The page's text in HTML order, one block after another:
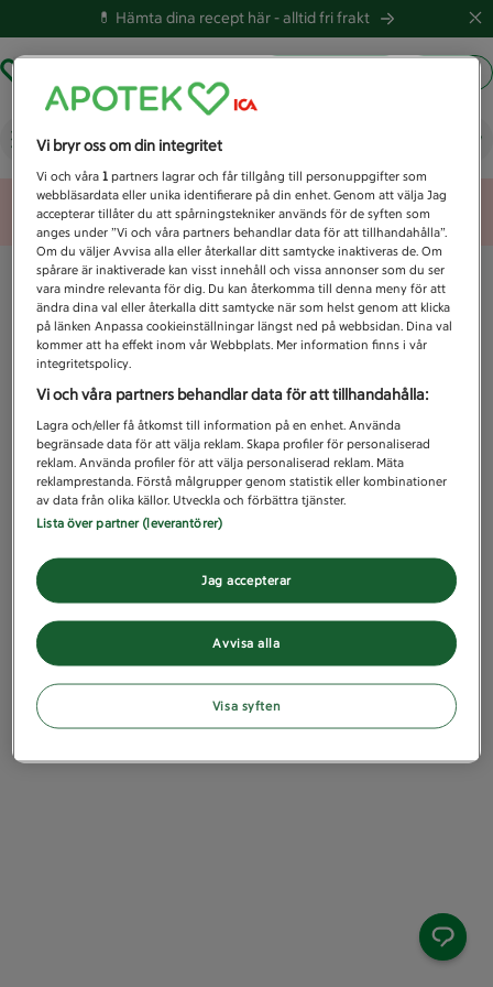
💊 Hämta dina recept här -alltid fri frakt
Vad letar du efter idag?
Unknown error
Vi bryr oss om din integritet
Vi och våra1 partners lagrar och får tillgång till personuppgifter som
webbläsardata eller unika identifierare på din enhet. Genom att välja Jag
accepterar tillåter du att spårningstekniker används för de syften som
anges under ”Vi och våra partners behandlar data för att tillhandahålla”.
Om du väljer Avvisa alla eller återkallar ditt samtycke inaktiveras de. Om
spårare är inaktiverade kan visst innehåll och vissa annonser som du ser
vara mindre relevanta för dig. Du kan återkomma till denna meny för att
ändra dina val eller återkalla ditt samtycke när som helst genom att klicka
på länken Anpassa cookieinställningar längst ned på webbsidan. Dina val
kommer att ha effekt inom vår Webbplats. Mer information finns i vår
integritetspolicy.
Vi och våra partners behandlar data för att tillhandahålla:
Lagra och/eller få åtkomst till information på en enhet. Använda
begränsade data för att välja reklam. Skapa profiler för personaliserad
reklam. Använda profiler för att välja personaliserad reklam. Mäta
reklamprestanda. Förstå målgrupper genom statistik eller kombinationer
av data från olika källor. Utveckla och förbättra tjänster.
Lista över partner (leverantörer)
Avvisa alla
Jag accepterar
Visa syften